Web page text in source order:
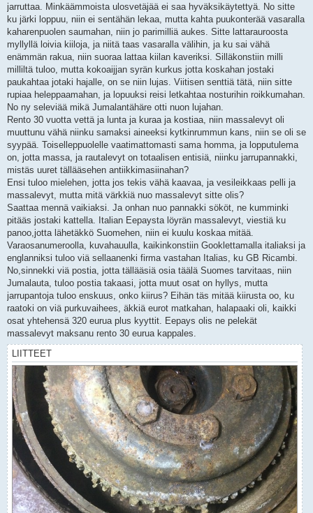
jarruttaa. Minkäämmoista ulosvetäjää ei saa hyväksikäytettyä. No sitte
ku järki loppuu, niin ei sentähän lekaa, mutta kahta puukonterää vasaralla
kaharenpuolen saumahan, niin jo parimilliä aukes. Sitte lattarauroosta
myllyllä loivia kiiloja, ja niitä taas vasaralla välihin, ja ku sai vähä
enämmän rakua, niin suoraa lattaa kiilan kaveriksi. Silläkonstiin milli
milliltä tuloo, mutta kokoaijjan syrän kurkus jotta koskahan jostaki
paukahtaa jotaki hajalle, on se niin lujas. Viitisen senttiä tätä, niin sitte
rupiaa heleppaamahan, ja lopuuksi reisi letkahtaa nosturihin roikkumahan.
No ny seleviää mikä Jumalantähäre otti nuon lujahan.
Rento 30 vuotta vettä ja lunta ja kuraa ja kostiaa, niin massalevyt oli
muuttunu vähä niinku samaksi aineeksi kytkinrummun kans, niin se oli se
syypää. Toiselleppuolelle vaatimattomasti sama homma, ja lopputulema
on, jotta massa, ja rautalevyt on totaalisen entisiä, niinku jarrupannakki,
mistäs uuret tällääsehen antiikkimasiinahan?
Ensi tuloo mielehen, jotta jos tekis vähä kaavaa, ja vesileikkaas pelli ja
massalevyt, mutta mitä värkkiä nuo massalevyt sitte olis?
Saattaa mennä vaikiaksi. Ja onhan nuo pannakki sököt, ne kumminki
pitääs jostaki kattella. Italian Eepaysta löyrän massalevyt, viestiä ku
panoo,jotta lähetäkkö Suomehen, niin ei kuulu koskaa mitää.
Varaosanumeroolla, kuvahauulla, kaikinkonstiin Gooklettamalla italiaksi ja
englanniksi tuloo viä sellaanenki firma vastahan Italias, ku GB Ricambi.
No,sinnekki viä postia, jotta tällääsiä osia täälä Suomes tarvitaas, niin
Jumalauta, tuloo postia takaasi, jotta muut osat on hyllys, mutta
jarrupantoja tuloo enskuus, onko kiirus? Eihän täs mitää kiirusta oo, ku
raatoki on viä purkuvaihees, äkkiä eurot matkahan, halapaaki oli, kaikki
osat yhtehensä 320 eurua plus kyyttit. Eepays olis ne pelekät
massalevyt maksanu rento 30 eurua kappales.
LIITTEET